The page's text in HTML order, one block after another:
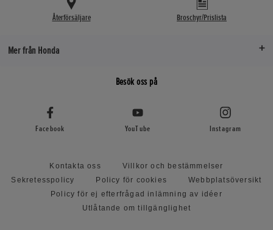
Återförsäljare Broschyr/Prislista
Mer från Honda
Besök oss på
Facebook YouTube Instagram
Kontakta oss
Villkor och bestämmelser
Sekretesspolicy
Policy för cookies
Webbplatsöversikt
Policy för ej efterfrågad inlämning av idéer
Utlåtande om tillgänglighet